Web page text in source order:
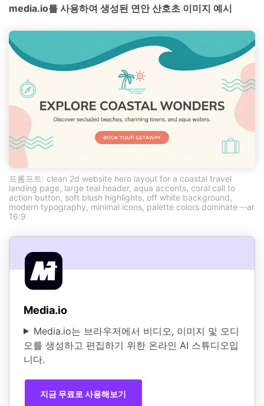
media.io를 사용하여 생성된 연안 산호초 이미지 예시
프롬프트: clean 2d website hero layout for a coastal travel
landing page, large teal header, aqua accents, coral call to
action button, soft blush highlights, off white background,
modern typography, minimal icons, palette colors dominate --ar
16:9
Media.io
Media.io는 브라우저에서 비디오, 이미지 및 오디
오를 생성하고 편집하기 위한 온라인 AI 스튜디오입
니다.
지금 무료로 사용해보기